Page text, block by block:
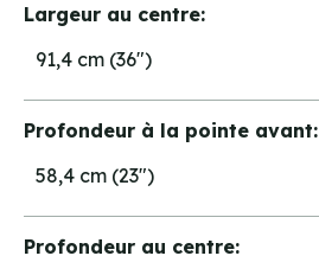
Largeur au centre:
91,4 cm (36")
Profondeur à la pointe avant:
58,4 cm (23")
Profondeur au centre: